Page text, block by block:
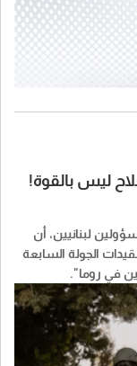
ليس بالقوة!
​لبنان​يين، أن
الجولة السابعة
في روما".